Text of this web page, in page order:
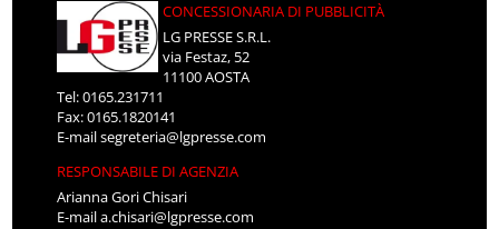
CONCESSIONARIA DI PUBBLICITÀ
LG PRESSE S.R.L.
via Festaz, 52
11100 AOSTA
Tel: 0165.231711
Fax: 0165.1820141
E-mailsegreteria@lgpresse.com
RESPONSABILE DI AGENZIA
Arianna Gori Chisari
E-maila.chisari@lgpresse.com